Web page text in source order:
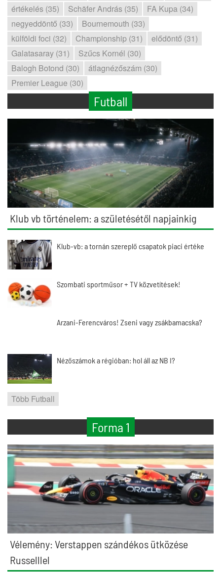
értékelés (35)
Schäfer András (35)
FA Kupa (34)
negyeddöntő (33)
Bournemouth (33)
külföldi foci (32)
Championship (31)
elődöntő (31)
Galatasaray (31)
Szűcs Kornél (30)
Balogh Botond (30)
átlagnézőszám (30)
Premier League (30)
Futball
Klub vb történelem: a születésétől napjainkig
Klub-vb: a tornán szereplő csapatok piaci értéke
Szombati sportműsor + TV közvetítések!
Arzani-Ferencváros! Zseni vagy zsákbamacska?
Nézőszámok a régióban: hol áll az NB I?
Több Futball
Forma 1
Vélemény: Verstappen szándékos ütközése
Russelllel